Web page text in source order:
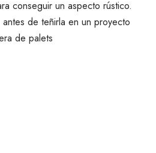
conseguir un aspecto rústico.